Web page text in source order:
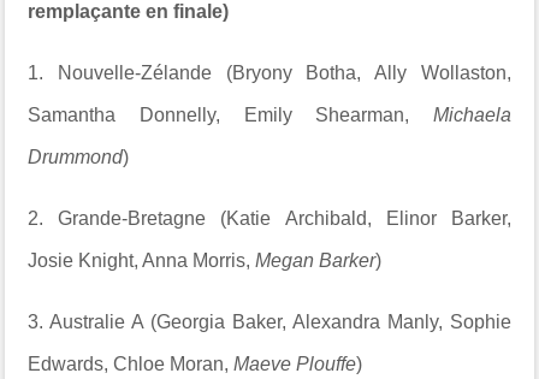
remplaçante en finale)
1. Nouvelle-Zélande (Bryony Botha, Ally Wollaston,
Samantha Donnelly, Emily Shearman, Michaela
Drummond)
2. Grande-Bretagne (Katie Archibald, Elinor Barker,
Josie Knight, Anna Morris,Megan Barker)
3. Australie A (Georgia Baker, Alexandra Manly, Sophie
Edwards, Chloe Moran,Maeve Plouffe)